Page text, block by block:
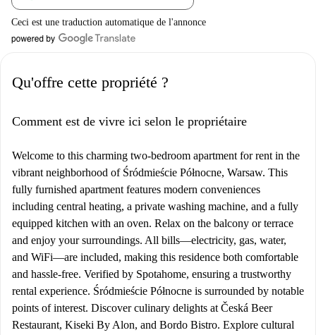
Ceci est une traduction automatique de l'annonce
Qu'offre cette propriété ?
Comment est de vivre ici selon le propriétaire
Welcome to this charming two-bedroom apartment for rent in the
vibrant neighborhood of Śródmieście Północne, Warsaw. This
fully furnished apartment features modern conveniences
including central heating, a private washing machine, and a fully
equipped kitchen with an oven. Relax on the balcony or terrace
and enjoy your surroundings. All bills—electricity, gas, water,
and WiFi—are included, making this residence both comfortable
and hassle-free. Verified by Spotahome, ensuring a trustworthy
rental experience. Śródmieście Północne is surrounded by notable
points of interest. Discover culinary delights at Česká Beer
Restaurant, Kiseki By Alon, and Bordo Bistro. Explore cultural